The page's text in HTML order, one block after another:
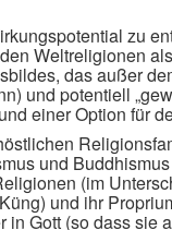
zu
Weltreligionen
das außer
und potentiell
einer Option für
und
(im
und ihr
Gott (so dass sie